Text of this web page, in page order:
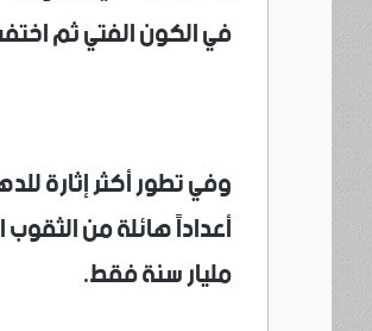
في الكون الفتي ثم
وفي تطور أكثر إثارة
أعداداً هائلة من
مليار سنة فقط.